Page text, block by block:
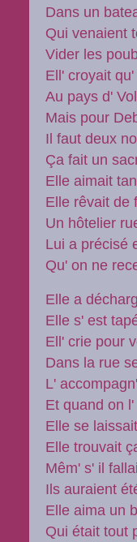
Dans un
Qui venaient
Vider les
Ell' croyait
Au pays d'
Mais pour
Il faut deux
Ça fait un
Elle aimait
Elle rêvait de
Un hôtelier
Lui a précisé
Qu' on ne
Elle a
Elle s' est
Ell' crie pour
Dans la rue
L'
Et quand on
Elle se
Elle trouvait
Mêm' s' il
Ils auraient
Elle aima un
Qui était tout